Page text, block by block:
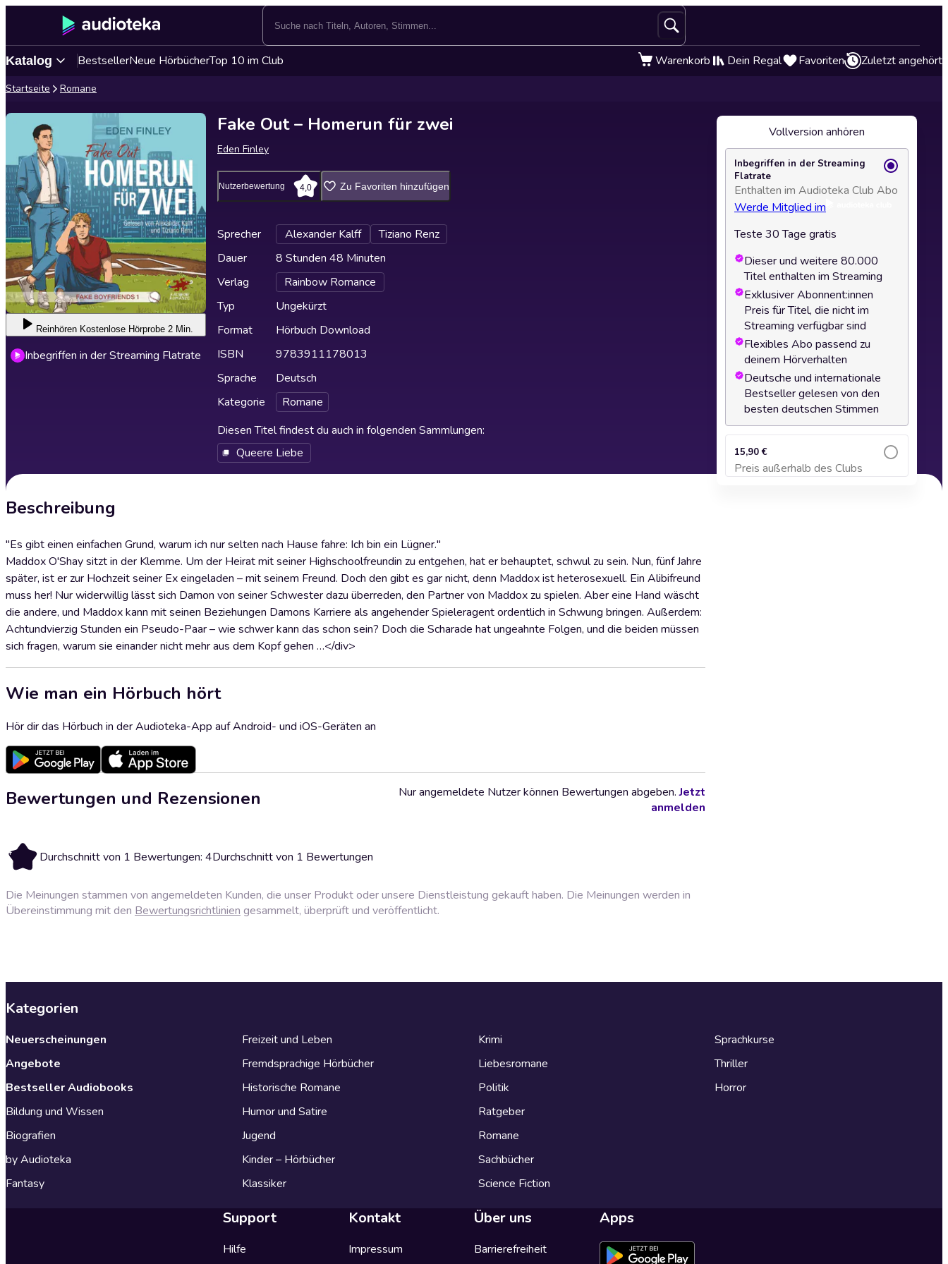
Katalog BestsellerNeue HörbücherTop 10 im Club Warenkorb Dein Regal Favoriten Zuletzt angehört
Startseite Romane
Reinhören Kostenlose Hörprobe 2 Min.
Inbegriffen in der Streaming Flatrate
Fake Out – Homerun für zwei
Eden Finley
Nutzerbewertung 4,0 Zu Favoriten hinzufügen
Sprecher Alexander Kalff
Tiziano Renz
Dauer
8 Stunden 48 Minuten
Verlag
Rainbow Romance
Typ
Ungekürzt
Format
Hörbuch Download
ISBN
9783911178013
Sprache
Deutsch
Kategorie
Romane
Diesen Titel findest du auch in folgenden Sammlungen:
Queere Liebe
Beschreibung
"Es gibt einen einfachen Grund, warum ich nur selten nach Hause fahre: Ich bin ein Lügner."
Maddox O'Shay sitzt in der Klemme. Um der Heirat mit seiner Highschoolfreundin zu entgehen, hat er behauptet, schwul zu sein. Nun, fünf Jahre
später, ist er zur Hochzeit seiner Ex eingeladen – mit seinem Freund. Doch den gibt es gar nicht, denn Maddox ist heterosexuell. Ein Alibifreund
muss her! Nur widerwillig lässt sich Damon von seiner Schwester dazu überreden, den Partner von Maddox zu spielen. Aber eine Hand wäscht
die andere, und Maddox kann mit seinen Beziehungen Damons Karriere als angehender Spieleragent ordentlich in Schwung bringen. Außerdem:
Achtundvierzig Stunden ein Pseudo-Paar – wie schwer kann das schon sein? Doch die Scharade hat ungeahnte Folgen, und die beiden müssen
sich fragen, warum sie einander nicht mehr aus dem Kopf gehen …</div>
Wie man ein Hörbuch hört
Hör dir das Hörbuch in der Audioteka-App auf Android- und iOS-Geräten an
Bewertungen und Rezensionen
4 Durchschnitt von 1 Bewertungen: 4Durchschnitt von 1 Bewertungen
Nur angemeldete Nutzer können Bewertungen abgeben.Jetzt
anmelden
Die Meinungen stammen von angemeldeten Kunden, die unser Produkt oder unsere Dienstleistung gekauft haben. Die Meinungen werden in
Übereinstimmung mit den Bewertungsrichtlinien gesammelt, überprüft und veröffentlicht.
Vollversion anhören
Inbegriffen in der Streaming
Flatrate
Enthalten im Audioteka Club Abo
Werde Mitglied im
Teste 30 Tage gratis
Dieser und weitere 80.000
Titel enthalten im Streaming
Exklusiver Abonnent:innen
Preis für Titel, die nicht im
Streaming verfügbar sind
Flexibles Abo passend zu
deinem Hörverhalten
Deutsche und internationale
Bestseller gelesen von den
besten deutschen Stimmen
15,90 €
Preis außerhalb des Clubs
Zum Warenkorb hinzufügen
Kategorien
Neuerscheinungen
Angebote
Bestseller Audiobooks
Bildung und Wissen
Biografien
by Audioteka
Fantasy
Freizeit und Leben
Fremdsprachige Hörbücher
Historische Romane
Humor und Satire
Jugend
Kinder – Hörbücher
Klassiker
Krimi
Liebesromane
Politik
Ratgeber
Romane
Sachbücher
Science Fiction
Sprachkurse
Thriller
Horror
Support
Hilfe
Kontakt
Impressum
Über uns
Barrierefreiheit
Apps